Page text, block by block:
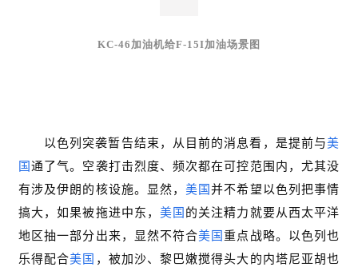
KC-46加油机给F-15I加油场景图
以色列突袭暂告结束，从目前的消息看，是提前与美
国通了气。空袭打击烈度、频次都在可控范围内，尤其没
有涉及伊朗的核设施。显然，美国并不希望以色列把事情
搞大，如果被拖进中东， 美国 的关注精力就要从西太平洋
地区抽一部分出来，显然不符合美国重点战略。以色列也
乐得配合美国 ，被加沙、黎巴嫩搅得头大的内塔尼亚胡也